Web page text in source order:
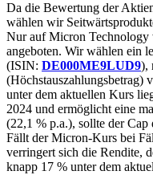
Da die Bewertung der
wählen wir
Nur auf Micron Technology
angeboten. Wir wählen ein
(ISIN: DE000ME9LUD9),
(Höchstauszahlungsbetrag)
unter dem aktuellen Kurs
2024 und ermöglicht eine
(22,1 % p.a.), sollte der
Fällt der Micron-Kurs bei
verringert sich die Rendite,
knapp 17 % unter dem